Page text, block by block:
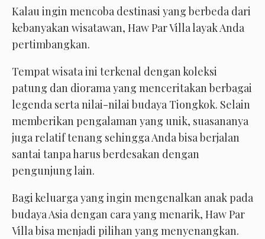
Kalau ingin mencoba destinasi yang berbeda dari
kebanyakan wisatawan, Haw Par Villa layak Anda
pertimbangkan.
Tempat wisata ini terkenal dengan koleksi
patung dan diorama yang menceritakan berbagai
legenda serta nilai-nilai budaya Tiongkok. Selain
memberikan pengalaman yang unik, suasananya
juga relatif tenang sehingga Anda bisa berjalan
santai tanpa harus berdesakan dengan
pengunjung lain.
Bagi keluarga yang ingin mengenalkan anak pada
budaya Asia dengan cara yang menarik, Haw Par
Villa bisa menjadi pilihan yang menyenangkan.